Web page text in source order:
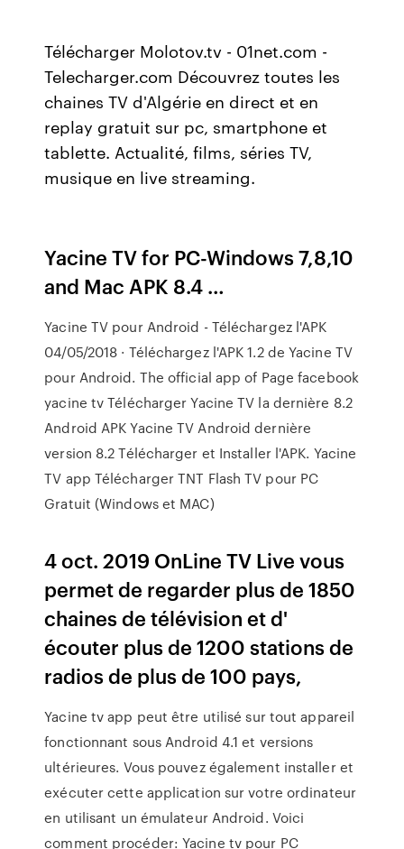
Télécharger Molotov.tv - 01net.com -
Telecharger.com Découvrez toutes les
chaines TV d'Algérie en direct et en
replay gratuit sur pc, smartphone et
tablette. Actualité, films, séries TV,
musique en live streaming.
Yacine TV for PC-Windows 7,8,10
and Mac APK 8.4 …
Yacine TV pour Android - Téléchargez l'APK
04/05/2018 · Téléchargez l'APK 1.2 de Yacine TV
pour Android. The official app of Page facebook
yacine tv Télécharger Yacine TV la dernière 8.2
Android APK Yacine TV Android dernière
version 8.2 Télécharger et Installer l'APK. Yacine
TV app Télécharger TNT Flash TV pour PC
Gratuit (Windows et MAC)
4 oct. 2019 OnLine TV Live vous
permet de regarder plus de 1850
chaines de télévision et d'
écouter plus de 1200 stations de
radios de plus de 100 pays,
Yacine tv app peut être utilisé sur tout appareil
fonctionnant sous Android 4.1 et versions
ultérieures. Vous pouvez également installer et
exécuter cette application sur votre ordinateur
en utilisant un émulateur Android. Voici
comment procéder: Yacine tv pour PC